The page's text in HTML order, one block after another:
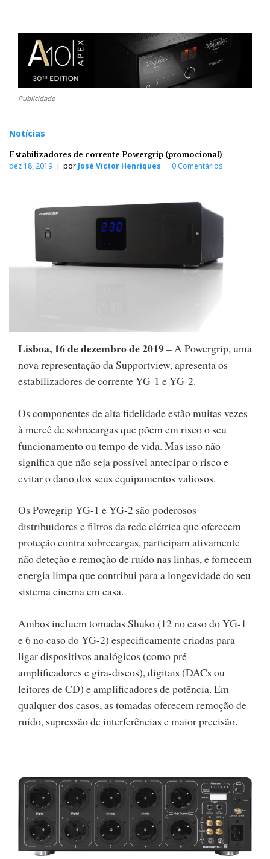
Publicidade
Notícias
Estabilizadores de corrente Powergrip (promocional)
dez 18, 2019 por José Victor Henriques 0 Comentários
Lisboa, 16 de dezembro de 2019– A Powergrip, uma
nova representação da Supportview, apresenta os
estabilizadores de corrente YG-1 e YG-2.
Os componentes de alta fidelidade estão muitas vezes
à mercê de sobrecargas que põem em risco o seu
funcionamento ou tempo de vida. Mas isso não
significa que não seja possível antecipar o risco e
evitar o dano dos seus equipamentos valiosos.
Os Powegrip YG-1 e YG-2 são poderosos
distribuidores e filtros da rede elétrica que oferecem
proteção contra sobrecargas, participam ativamente
não deteção e remoção de ruído nas linhas, e fornecem
energia limpa que contribui para a longevidade do seu
sistema cinema em casa.
Ambos incluem tomadas Shuko (12 no caso do YG-1
e 6 no caso do YG-2) especificamente criadas para
ligar dispositivos analógicos (como pré-
amplificadores e gira-discos), digitais (DACs ou
leitores de CD) e amplificadores de potência. Em
qualquer dos casos, as tomadas oferecem remoção de
ruído, supressão de interferências e maior precisão.